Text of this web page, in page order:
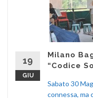
19
GIU
Milano
“Codice
Sabato 30
connessa, ma